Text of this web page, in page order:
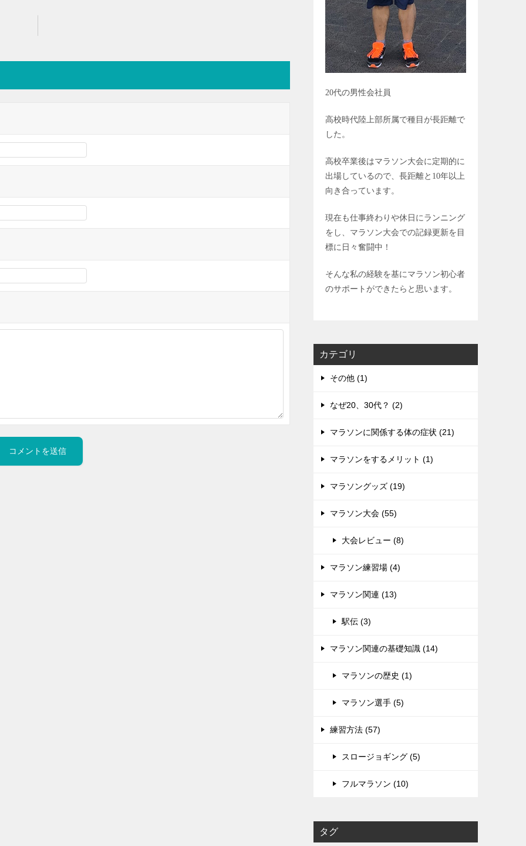
20代の男性会社員
高校時代陸上部所属で種目が長距離で
した。
高校卒業後はマラソン大会に定期的に
出場しているので、長距離と 10年以上
向き合っています。
現在も仕事終わりや休日にランニング
をし、マラソン大会での記録更新を目
標に日々奮闘中！
そんな私の経験を基にマラソン初心者
のサポートができたらと思います。
カテゴリ
その他 (1)
なぜ20、30代？ (2)
マラソンに関係する体の症状 (21)
マラソンをするメリット (1)
マラソングッズ (19)
マラソン大会 (55)
大会レビュー (8)
マラソン練習場 (4)
マラソン関連 (13)
駅伝 (3)
マラソン関連の基礎知識 (14)
マラソンの歴史 (1)
マラソン選手 (5)
練習方法 (57)
スロージョギング (5)
フルマラソン (10)
タグ